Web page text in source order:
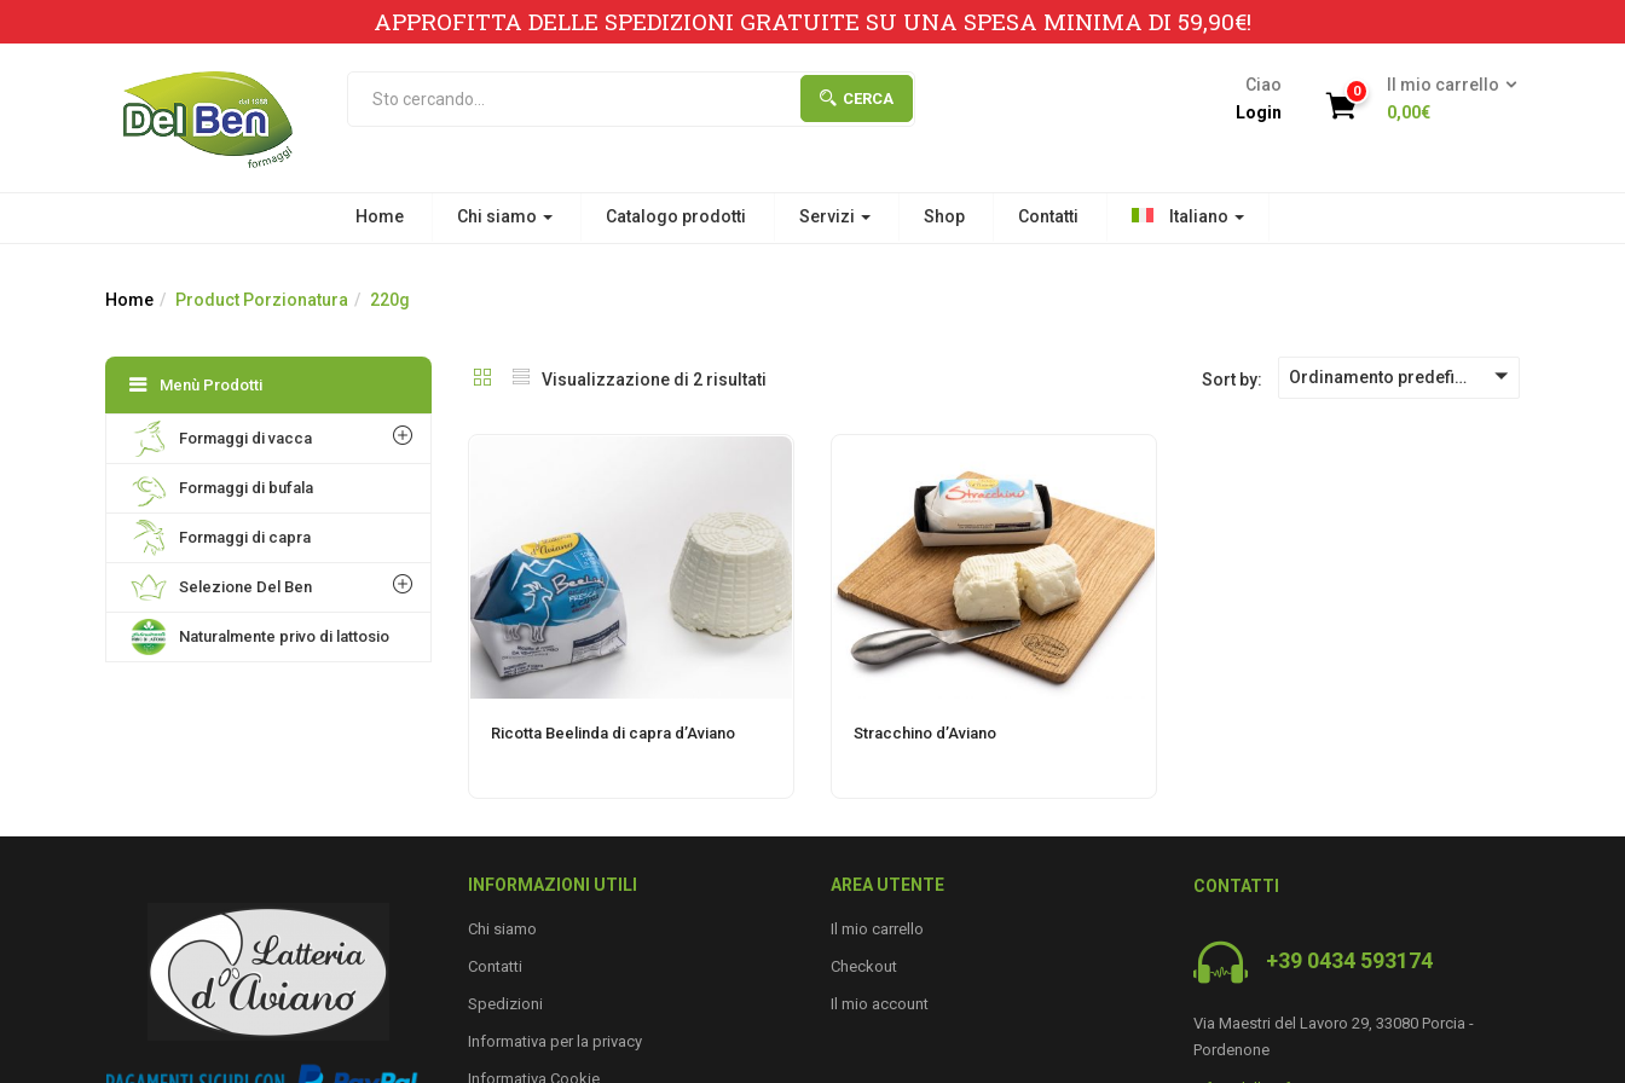
APPROFITTA DELLE SPEDIZIONI GRATUITE SU UNA SPESA MINIMA DI 59,90€!
CERCA
Ciao
Login
0
Il mio carrello
0,00€
Home Chi siamo Catalogo prodotti Servizi Shop Contatti Italiano
Home Product Porzionatura 220g
Visualizzazione di 2 risultati Sort by: Ordinamento predefinito
Ricotta Beelinda di capra d’Aviano Stracchino d’Aviano
Menù Prodotti
Formaggi di vacca
Formaggi di bufala
Formaggi di capra
Selezione Del Ben
Naturalmente privo di lattosio
INFORMAZIONI UTILI
Chi siamo
Contatti
Spedizioni
Informativa per la privacy
Informativa Cookie
AREA UTENTE
Il mio carrello
Checkout
Il mio account
CONTATTI
+39 0434 593174
Via Maestri del Lavoro 29, 33080 Porcia -
Pordenone